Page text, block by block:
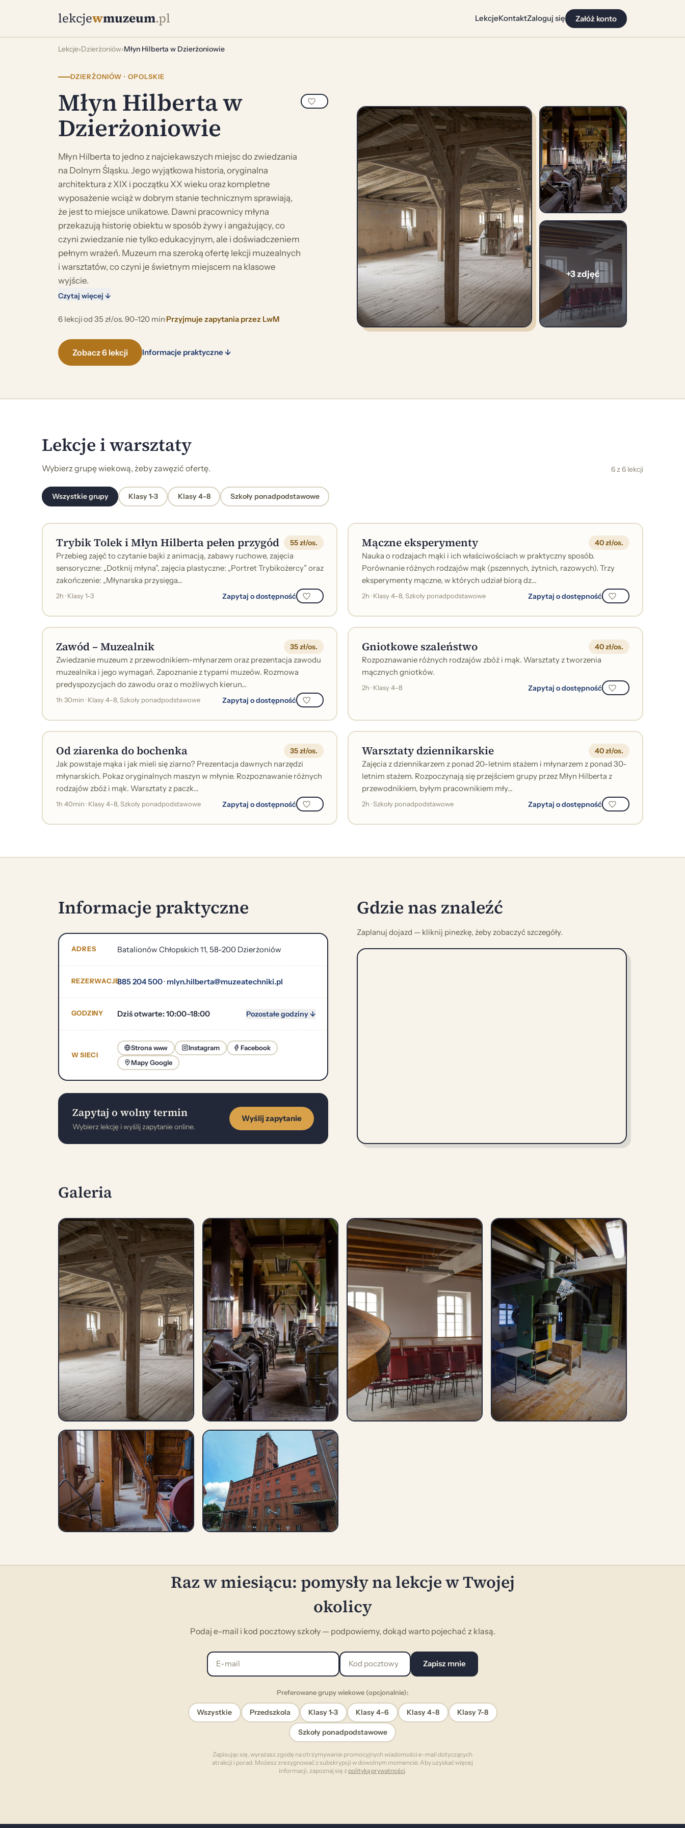
lekcjewmuzeum.pl LekcjeKontaktZaloguj się Załóż konto
Lekcje›Dzierżoniów›Młyn Hilberta w Dzierżoniowie
DZIERŻONIÓW · OPOLSKIE
Młyn Hilberta w
Dzierżoniowie
Młyn Hilberta to jedno z najciekawszych miejsc do zwiedzania
na Dolnym Śląsku. Jego wyjątkowa historia, oryginalna
architektura z XIX i początku XX wieku oraz kompletne
wyposażenie wciąż w dobrym stanie technicznym sprawiają,
że jest to miejsce unikatowe. Dawni pracownicy młyna
przekazują historię obiektu w sposób żywy i angażujący, co
czyni zwiedzanie nie tylko edukacyjnym, ale i doświadczeniem
pełnym wrażeń. Muzeum ma szeroką ofertę lekcji muzealnych
i warsztatów, co czyni je świetnym miejscem na klasowe
wyjście.
Czytaj więcej ↓
6 lekcji·od 35 zł/os.·90–120 min·Przyjmuje zapytania przez LwM
Zobacz 6 lekcji Informacje praktyczne ↓
+3 zdjęć
Lekcje i warsztaty
Wybierz grupę wiekową, żeby zawęzić ofertę. 6 z 6 lekcji
Wszystkie grupy Klasy 1-3 Klasy 4-8 Szkoły ponadpodstawowe
Trybik Tolek i Młyn Hilberta pełen przygód 55 zł/os.
Przebieg zajęć to czytanie bajki z animacją, zabawy ruchowe, zajęcia
sensoryczne: „Dotknij młyna”, zajęcia plastyczne: „Portret Trybikożercy” oraz
zakończenie: „Młynarska przysięga...
2h · Klasy 1-3 Zapytaj o dostępność
Mączne eksperymenty 40 zł/os.
Nauka o rodzajach mąki i ich właściwościach w praktyczny sposób.
Porównanie różnych rodzajów mąk (pszennych, żytnich, razowych). Trzy
eksperymenty mączne, w których udział biorą dz...
2h · Klasy 4-8, Szkoły ponadpodstawowe Zapytaj o dostępność
Zawód – Muzealnik 35 zł/os.
Zwiedzanie muzeum z przewodnikiem-młynarzem oraz prezentacja zawodu
muzealnika i jego wymagań. Zapoznanie z typami muzeów. Rozmowa
predyspozycjach do zawodu oraz o możliwych kierun...
1h 30min · Klasy 4-8, Szkoły ponadpodstawowe Zapytaj o dostępność
Gniotkowe szaleństwo 40 zł/os.
Rozpoznawanie różnych rodzajów zbóż i mąk. Warsztaty z tworzenia
mącznych gniotków.
2h · Klasy 4-8 Zapytaj o dostępność
Od ziarenka do bochenka 35 zł/os.
Jak powstaje mąka i jak mieli się ziarno? Prezentacja dawnych narzędzi
młynarskich. Pokaz oryginalnych maszyn w młynie. Rozpoznawanie różnych
rodzajów zbóż i mąk. Warsztaty z paczk...
1h 40min · Klasy 4-8, Szkoły ponadpodstawowe Zapytaj o dostępność
Warsztaty dziennikarskie 40 zł/os.
Zajęcia z dziennikarzem z ponad 20-letnim stażem i młynarzem z ponad 30-
letnim stażem. Rozpoczynają się przejściem grupy przez Młyn Hilberta z
przewodnikiem, byłym pracownikiem mły...
2h · Szkoły ponadpodstawowe Zapytaj o dostępność
Informacje praktyczne
ADRES Batalionów Chłopskich 11, 58-200 Dzierżoniów
REZERWACJE885 204 500· mlyn.hilberta@muzeatechniki.pl
GODZINY Dziś otwarte: 10:00–18:00 Pozostałe godziny ↓
W SIECI
Strona www Instagram
Facebook
Mapy Google
Zapytaj o wolny termin
Wybierz lekcję i wyślij zapytanie online.
Wyślij zapytanie
Gdzie nas znaleźć
Zaplanuj dojazd — kliknij pinezkę, żeby zobaczyć szczegóły.
Galeria
Raz w miesiącu: pomysły na lekcje w Twojej
okolicy
Podaj e-mail i kod pocztowy szkoły — podpowiemy, dokąd warto pojechać z klasą.
E-mail Kod pocztowy
Zapisz mnie
Preferowane grupy wiekowe (opcjonalnie):
Wszystkie Przedszkola Klasy 1-3 Klasy 4-6 Klasy 4-8 Klasy 7-8
Szkoły ponadpodstawowe
Zapisując się, wyrażasz zgodę na otrzymywanie promocyjnych wiadomości e-mail dotyczących
atrakcji i porad. Możesz zrezygnować z subskrypcji w dowolnym momencie. Aby uzyskać więcej
informacji, zapoznaj się z polityką prywatności